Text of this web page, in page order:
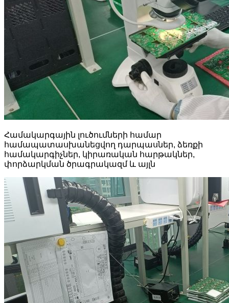
Համակարգային լուծումների համար
համապատասխանեցվող դարպասներ, ձեռքի
համակարգիչներ, կիրառական հարթակներ,
փորձարկման ծրագրակազմ և այլն